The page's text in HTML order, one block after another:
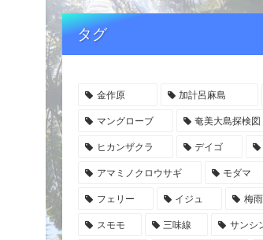
タグ
金作原 加計呂麻島
マングローブ 奄美大島探検図
ヒカンザクラ デイゴ
アマミノクロウサギ モダマ
フェリー イジュ 梅雨
スモモ 三味線 サンシ